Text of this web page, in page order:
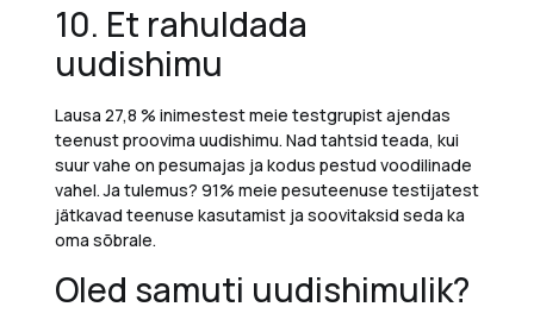
10. Et rahuldada
uudishimu
Lausa 27,8 % inimestest meie testgrupist ajendas
teenust proovima uudishimu. Nad tahtsid teada, kui
suur vahe on pesumajas ja kodus pestud voodilinade
vahel.Ja tulemus? 91% meie pesuteenuse testijatest
jätkavad teenuse kasutamist ja soovitaksid seda ka
oma sõbrale.
Oled samuti uudishimulik?